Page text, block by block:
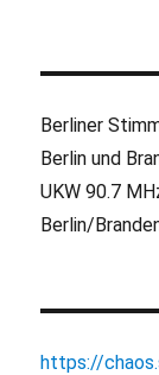
Berliner
Berlin und
UKW 90.7
Berlin/
https://